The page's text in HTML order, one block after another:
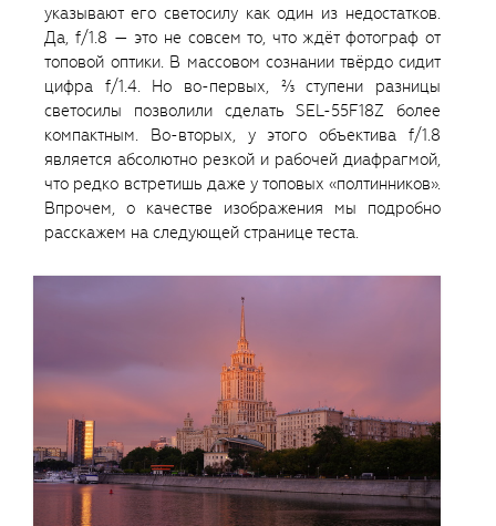
указывают его светосилу как один из недостатков.
Да, f/1.8 — это не совсем то, что ждёт фотограф от
топовой оптики. В массовом сознании твёрдо сидит
цифра f/1.4. Но во-первых, ⅔ ступени разницы
светосилы позволили сделать SEL-55F18Z более
компактным. Во-вторых, у этого объектива f/1.8
является абсолютно резкой и рабочей диафрагмой,
что редко встретишь даже у топовых «полтинников».
Впрочем, о качестве изображения мы подробно
расскажем на следующей странице теста.